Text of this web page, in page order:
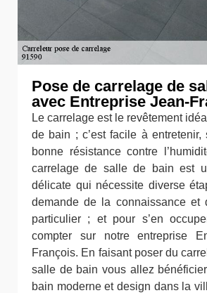
Pose de carrelage de
avec Entreprise Jean-
Le carrelage est le revêtement
de bain ; c’est facile à
bonne résistance contre
carrelage de salle de bain est
délicate qui nécessite diverse
demande de la connaissance et
particulier ; et pour s’en
compter sur notre entreprise
François. En faisant poser du
salle de bain vous allez
bain moderne et design dans la